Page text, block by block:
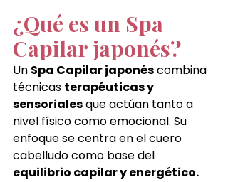
¿Qué es un Spa
Capilar japonés?
Un Spa Capilar japonés combina
técnicas terapéuticas y
sensoriales que actúan tanto a
nivel físico como emocional. Su
enfoque se centra en el cuero
cabelludo como base del
equilibrio capilar y energético.